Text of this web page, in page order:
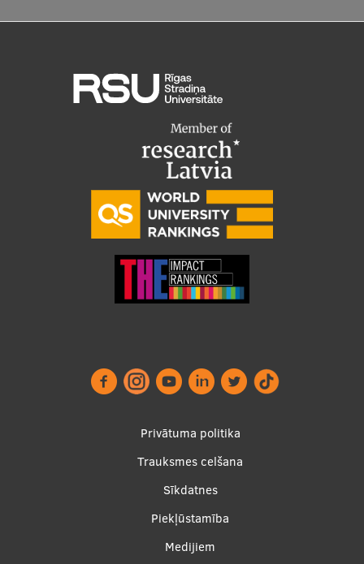
Privātuma politika
Trauksmes celšana
Sīkdatnes
Piekļūstamība
Medijiem